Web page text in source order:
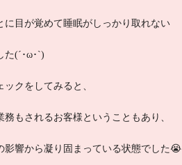
に目が覚めて睡眠がしっかり取れない
た(´･ω･`)
ックをしてみると、
務もされるお客様ということもあり、
影響から凝り固まっている状態でした😭